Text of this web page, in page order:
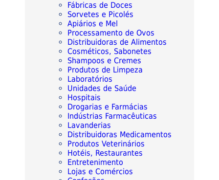
Fábricas de Doces
Sorvetes e Picolés
Apiários e Mel
Processamento de Ovos
Distribuidoras de Alimentos
Cosméticos, Sabonetes
Shampoos e Cremes
Produtos de Limpeza
Laboratórios
Unidades de Saúde
Hospitais
Drogarias e Farmácias
Indústrias Farmacêuticas
Lavanderias
Distribuidoras Medicamentos
Produtos Veterinários
Hotéis, Restaurantes
Entretenimento
Lojas e Comércios